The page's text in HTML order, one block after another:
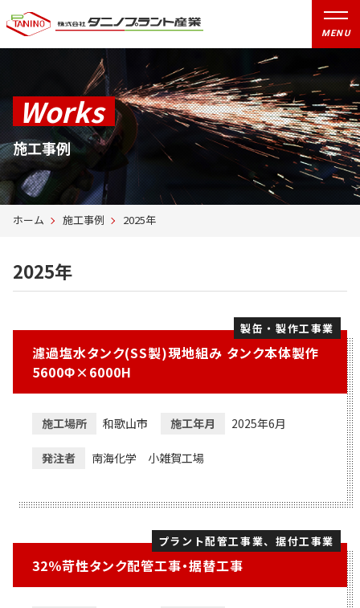
ホーム
事業案内
施工事例
保有設備
プライバシーポリシー
MENU
Works
施工事例
ホーム 施工事例 2025年
2025年
製缶・製作工事業
濾過塩水タンク(SS製)現地組み タンク本体製作
5600Φ×6000H
施工場所 和歌山市 施工年月 2025年6月
発注者 南海化学 小雑賀工場
プラント配管工事業、据付工事業
32％苛性タンク配管工事・据替工事